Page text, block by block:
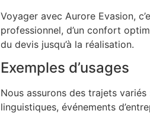
Voyager avec Aurore Evasion,
professionnel, d’un confort
du devis jusqu’à la réalisation.
Exemples d’usages
Nous assurons des trajets
linguistiques, événements